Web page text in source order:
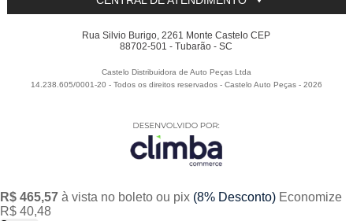
Rua Silvio Burigo, 2261 Monte Castelo CEP
88702-501 - Tubarão - SC
Castelo Distribuidora de Auto Peças Ltda
14.238.605/0001-20 - Todos os direitos reservados -Castelo Auto Peças -2026
R$ 465,57 à vista no boleto ou pix (8% Desconto) Economize
R$ 40,48